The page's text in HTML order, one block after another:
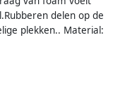
delen op de
plekken.. Material: